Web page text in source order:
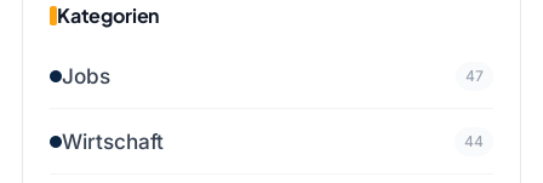
Kategorien
Jobs 47
Wirtschaft 44